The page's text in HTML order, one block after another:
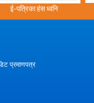
ई-पत्रिका हंस ध्वनि
प्रमाणपत्र